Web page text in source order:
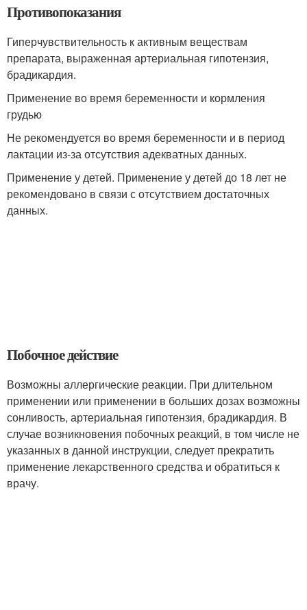
Противопоказания
Гиперчувствительность к активным веществам
препарата, выраженная артериальная гипотензия,
брадикардия.
Применение во время беременности и кормления
грудью
Не рекомендуется во время беременности и в период
лактации из-за отсутствия адекватных данных.
Применение у детей. Применение у детей до 18 лет не
рекомендовано в связи с отсутствием достаточных
данных.
Побочное действие
Возможны аллергические реакции. При длительном
применении или применении в больших дозах возможны
сонливость, артериальная гипотензия, брадикардия. В
случае возникновения побочных реакций, в том числе не
указанных в данной инструкции, следует прекратить
применение лекарственного средства и обратиться к
врачу.